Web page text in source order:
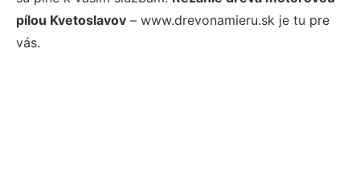
pílou Kvetoslavov – www.drevonamieru.sk je tu pre
vás.